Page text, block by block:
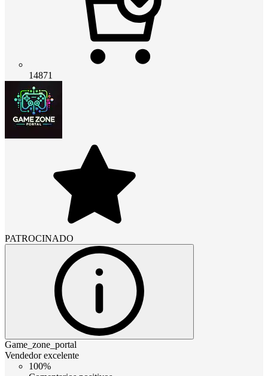
14871
PATROCINADO
Game_zone_portal
Vendedor excelente
100%